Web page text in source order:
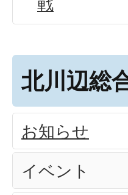
北川辺総
お知らせ
イベント